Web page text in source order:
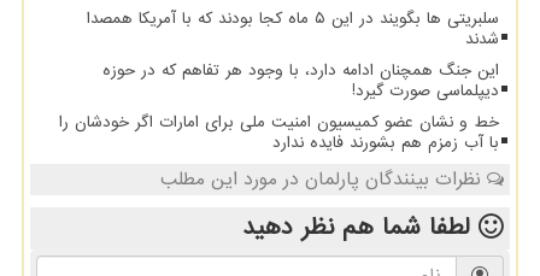
سلبریتی ها بگویند در این ۵ ماه کجا بودند که با آمریکا همصدا
شدند
این جنگ همچنان ادامه دارد، با وجود هر تفاهم که در حوزه
دیپلماسی صورت گیرد!
خط و نشان عضو کمیسیون امنیت ملی برای امارات اگر خودشان را
با آب زمزم هم بشورند فایده ندارد
نظرات بینندگان پارلمان در مورد این مطلب
لطفا شما همنظر دهید